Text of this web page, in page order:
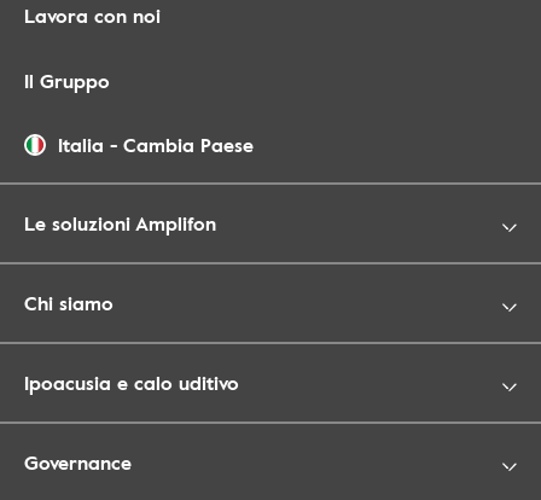
Lavora con noi
Il Gruppo
Italia - Cambia Paese
Le soluzioni Amplifon
Chi siamo
Ipoacusia e calo uditivo
Governance